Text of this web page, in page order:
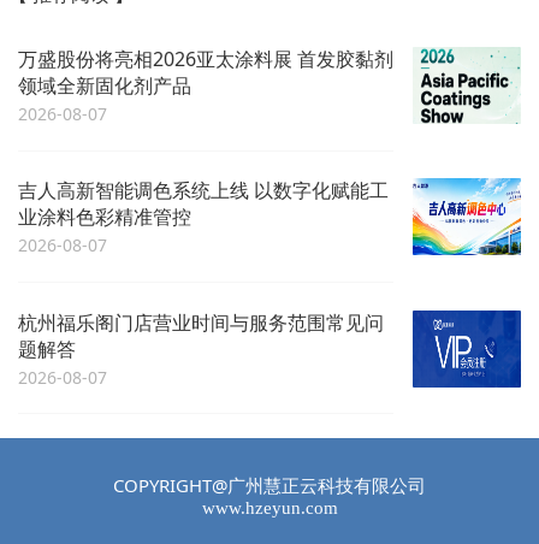
万盛股份将亮相2026亚太涂料展 首发胶黏剂
领域全新固化剂产品
2026-08-07
吉人高新智能调色系统上线 以数字化赋能工
业涂料色彩精准管控
2026-08-07
杭州福乐阁门店营业时间与服务范围常见问
题解答
2026-08-07
COPYRIGHT@广州慧正云科技有限公司
www.hzeyun.com